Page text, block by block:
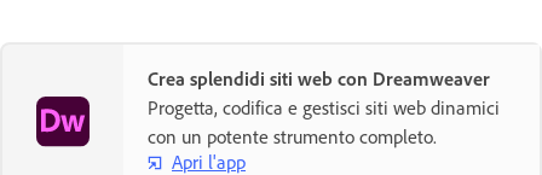
Crea splendidi siti web con Dreamweaver
Progetta, codifica e gestisci siti web dinamici
con un potente strumento completo.
Apri l'app